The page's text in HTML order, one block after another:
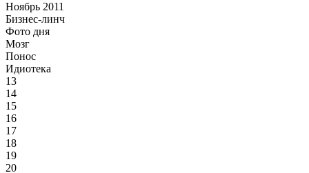
Ноябрь 2011
Бизнес-линч
Фото дня
Мозг
Понос
Идиотека
13
14
15
16
17
18
19
20